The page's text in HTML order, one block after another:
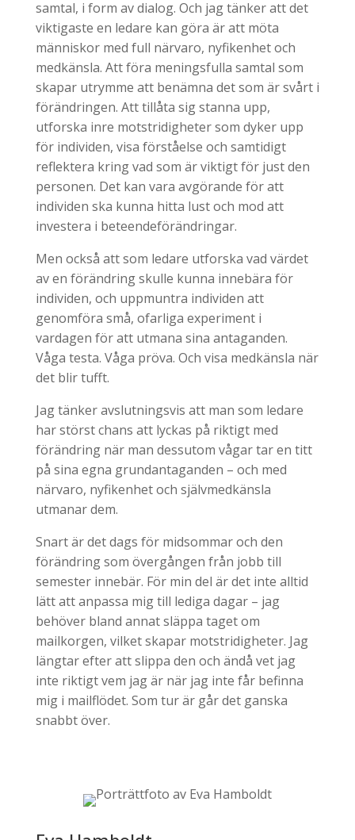
samtal, i form av dialog. Och jag tänker att det
viktigaste en ledare kan göra är att möta
människor med full närvaro, nyfikenhet och
medkänsla. Att föra meningsfulla samtal som
skapar utrymme att benämna det som är svårt i
förändringen. Att tillåta sig stanna upp,
utforska inre motstridigheter som dyker upp
för individen, visa förståelse och samtidigt
reflektera kring vad som är viktigt för just den
personen. Det kan vara avgörande för att
individen ska kunna hitta lust och mod att
investera i beteendeförändringar.
Men också att som ledare utforska vad värdet
av en förändring skulle kunna innebära för
individen, och uppmuntra individen att
genomföra små, ofarliga experiment i
vardagen för att utmana sina antaganden.
Våga testa. Våga pröva. Och visa medkänsla när
det blir tufft.
Jag tänker avslutningsvis att man som ledare
har störst chans att lyckas på riktigt med
förändring när man dessutom vågar tar en titt
på sina egna grundantaganden – och med
närvaro, nyfikenhet och självmedkänsla
utmanar dem.
Snart är det dags för midsommar och den
förändring som övergången från jobb till
semester innebär. För min del är det inte alltid
lätt att anpassa mig till lediga dagar – jag
behöver bland annat släppa taget om
mailkorgen, vilket skapar motstridigheter. Jag
längtar efter att slippa den och ändå vet jag
inte riktigt vem jag är när jag inte får befinna
mig i mailflödet. Som tur är går det ganska
snabbt över.